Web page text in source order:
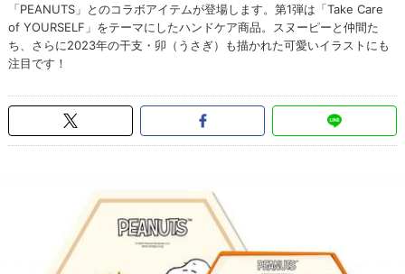
「PEANUTS」とのコラボアイテムが登場します。第1弾は「Take Care
of YOURSELF」をテーマにしたハンドケア商品。スヌーピーと仲間た
ち、さらに2023年の干支・卯（うさぎ）も描かれた可愛いイラストにも
注目です！